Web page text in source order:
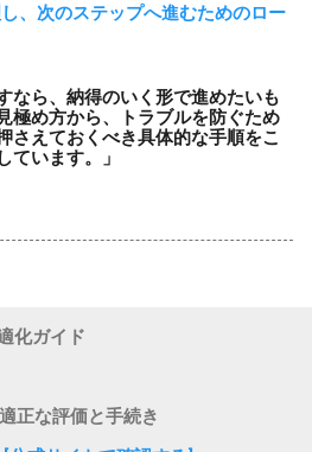
、次のステップへ進むためのロー
なら、納得のいく形で進めたいも
極め方から、トラブルを防ぐため
さえておくべき具体的な手順をこ
ています。」
化ガイド
正な評価と手続き